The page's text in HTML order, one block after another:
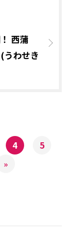
西蒲
うわせき
4
5
»